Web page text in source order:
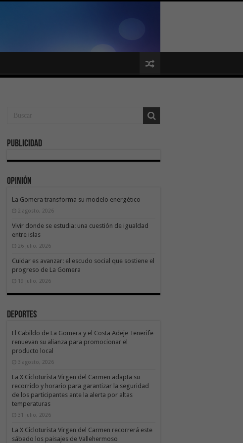
Publicidad
Opinión
La Gomera transforma su modelo energético
2 agosto, 2026
Vivir donde se estudia: una cuestión de igualdad
entre islas
26 julio, 2026
Cuidar es avanzar: el escudo social que sostiene el
progreso de La Gomera
19 julio, 2026
Deportes
El Cabildo de La Gomera y el Costa Adeje Tenerife
renuevan su alianza para promocionar el
producto local
3 agosto, 2026
La X Cicloturista Virgen del Carmen adapta su
recorrido y horario para garantizar la seguridad
de los participantes ante la alerta por altas
temperaturas
31 julio, 2026
La X Cicloturista Virgen del Carmen recorrerá este
sábado los paisajes de Vallehermoso